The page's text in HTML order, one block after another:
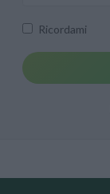
Ricordami